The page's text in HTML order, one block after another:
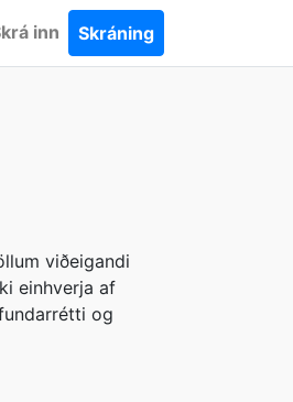
inn Skráning
viðeigandi
einhverja af
og